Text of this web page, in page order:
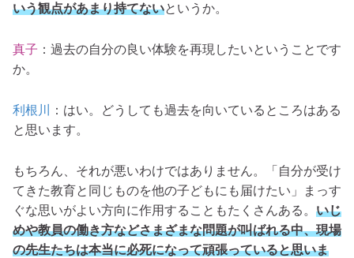
いう観点があまり持てないというか。
真子 ：過去の自分の良い体験を再現したいということです
か。
利根川
：はい。どうしても過去を向いているところはある
と思います。
もちろん、それが悪いわけではありません。「自分が受け
てきた教育と同じものを他の子どもにも届けたい」まっす
ぐな思いがよい方向に作用することもたくさんある。 いじ
めや教員の働き方などさまざまな問題が叫ばれる中、現場
の先生たちは本当に必死になって頑張っていると思いま